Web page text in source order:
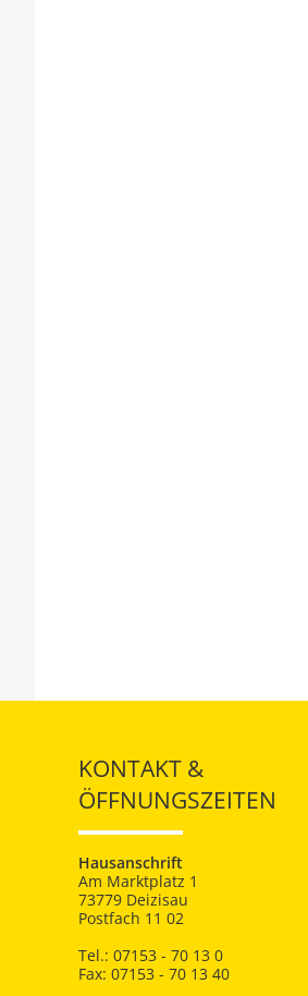
KONTAKT &
ÖFFNUNGSZEITEN
Hausanschrift
Am Marktplatz 1
73779 Deizisau
Postfach 11 02
Tel.: 07153 - 70 13 0
Fax: 07153 - 70 13 40